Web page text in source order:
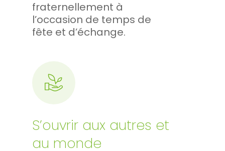
fraternellement à
l’occasion de temps de
fête et d’échange.
S’ouvrir aux autres et
au monde